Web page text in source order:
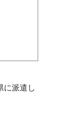
に派遣し